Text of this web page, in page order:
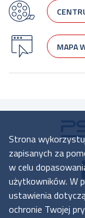
MAPA
Strona
zapisanych za
w celu
użytkowników. W
ustawienia
ochronie Twojej